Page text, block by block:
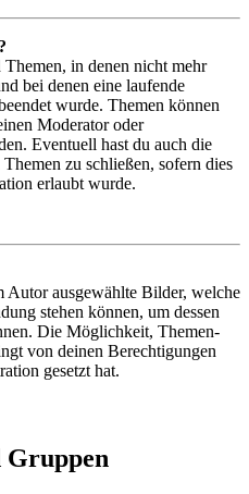
Themen, in denen nicht mehr
bei denen eine laufende
wurde. Themen können
Moderator oder
Eventuell hast du auch die
zu schließen, sofern dies
erlaubt wurde.
Autor ausgewählte Bilder, welche
stehen können, um dessen
Die Möglichkeit, Themen-
von deinen Berechtigungen
gesetzt hat.
Gruppen